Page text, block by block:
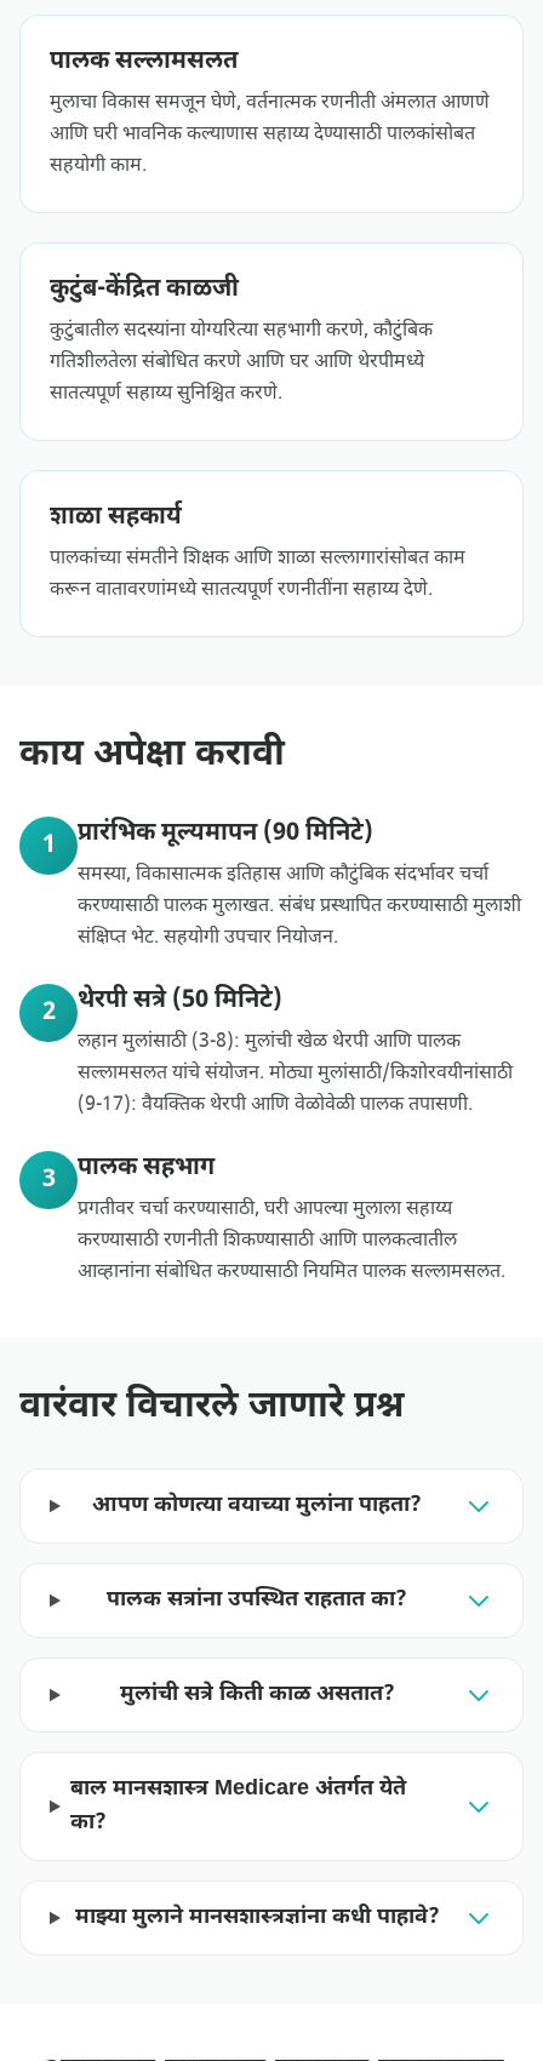
पालक सल्लामसलत
मुलाचा विकास समजून घेणे, वर्तनात्मक रणनीती अंमलात आणणे
आणि घरी भावनिक कल्याणास सहाय्य देण्यासाठी पालकांसोबत
सहयोगी काम.
कुटुंब-केंद्रित काळजी
कुटुंबातील सदस्यांना योग्यरित्या सहभागी करणे, कौटुंबिक
गतिशीलतेला संबोधित करणे आणि घर आणि थेरपीमध्ये
सातत्यपूर्ण सहाय्य सुनिश्चित करणे.
शाळा सहकार्य
पालकांच्या संमतीने शिक्षक आणि शाळा सल्लागारांसोबत काम
करून वातावरणांमध्ये सातत्यपूर्ण रणनीतींना सहाय्य देणे.
काय अपेक्षा करावी
1 प्रारंभिक मूल्यमापन (90 मिनिटे)
समस्या, विकासात्मक इतिहास आणि कौटुंबिक संदर्भावर चर्चा
करण्यासाठी पालक मुलाखत. संबंध प्रस्थापित करण्यासाठी मुलाशी
संक्षिप्त भेट. सहयोगी उपचार नियोजन.
2 थेरपी सत्रे (50 मिनिटे)
लहान मुलांसाठी (3-8): मुलांची खेळ थेरपी आणि पालक
सल्लामसलत यांचे संयोजन. मोठ्या मुलांसाठी/किशोरवयीनांसाठी
(9-17): वैयक्तिक थेरपी आणि वेळोवेळी पालक तपासणी.
3 पालक सहभाग
प्रगतीवर चर्चा करण्यासाठी, घरी आपल्या मुलाला सहाय्य
करण्यासाठी रणनीती शिकण्यासाठी आणि पालकत्वातील
आव्हानांना संबोधित करण्यासाठी नियमित पालक सल्लामसलत.
वारंवार विचारले जाणारे प्रश्न
आपण कोणत्या वयाच्या मुलांना पाहता?
पालक सत्रांना उपस्थित राहतात का?
मुलांची सत्रे किती काळ असतात?
बाल मानसशास्त्र Medicare अंतर्गत येते
का?
माझ्या मुलाने मानसशास्त्रज्ञांना कधी पाहावे?